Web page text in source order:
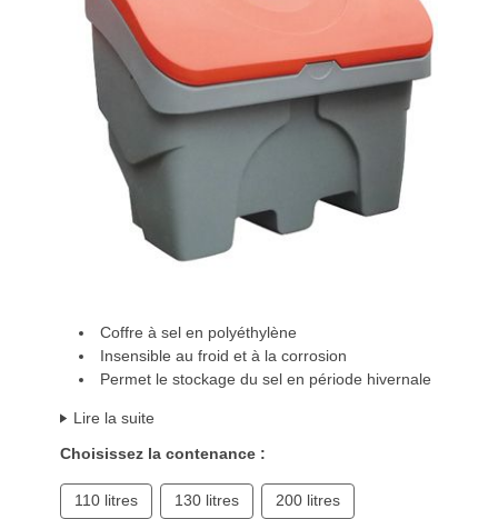
Coffre à sel en polyéthylène
Insensible au froid et à la corrosion
Permet le stockage du sel en période hivernale
Lire la suite
Choisissez la contenance :
110 litres 130 litres 200 litres